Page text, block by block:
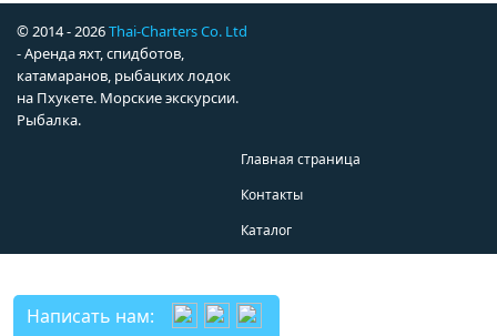
© 2014 - 2026Thai-Charters Co. Ltd
- Аренда яхт, спидботов,
катамаранов, рыбацких лодок
на Пхукете. Морские экскурсии.
Рыбалка.
Главная страница
Контакты
Каталог
Написать нам: